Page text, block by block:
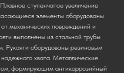
ступенчатое увеличение
элементы оборудованы
механических повреждений и
выполнены из стальной трубы
Рукояти оборудованы резиновым
хвата. Металлические
формирующим антикоррозийный